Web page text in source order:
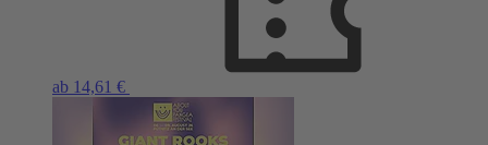
ab 14,61 €